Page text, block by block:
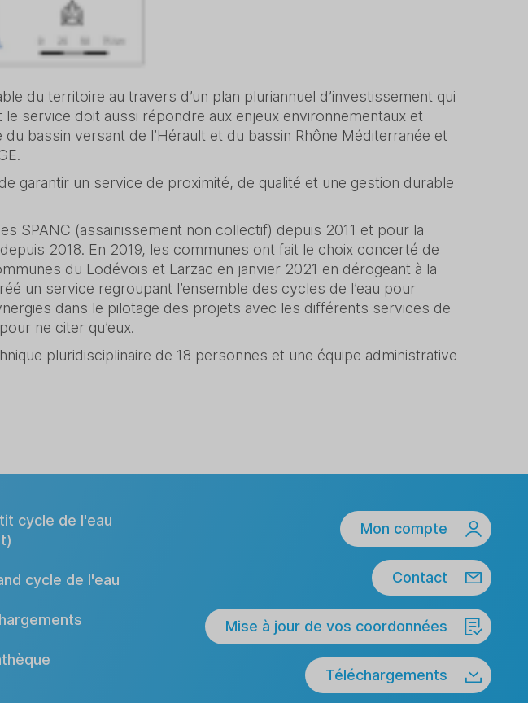
du territoire au travers d’un plan pluriannuel d’investissement qui
service doit aussi répondre aux enjeux environnementaux et
bassin versant de l’Hérault et du bassin Rhône Méditerranée et
garantir un service de proximité, de qualité et une gestion durable
SPANC (assainissement non collectif) depuis 2011 et pour la
2018. En 2019, les communes ont fait le choix concerté de
du Lodévois et Larzac en janvier 2021 en dérogeant à la
un service regroupant l’ensemble des cycles de l’eau pour
dans le pilotage des projets avec les différents services de
ne citer qu’eux.
pluridisciplinaire de 18 personnes et une équipe administrative
cycle de l'eau
cycle de l'eau
Mon compte
Contact
Mise à jour de vos coordonnées
Téléchargements